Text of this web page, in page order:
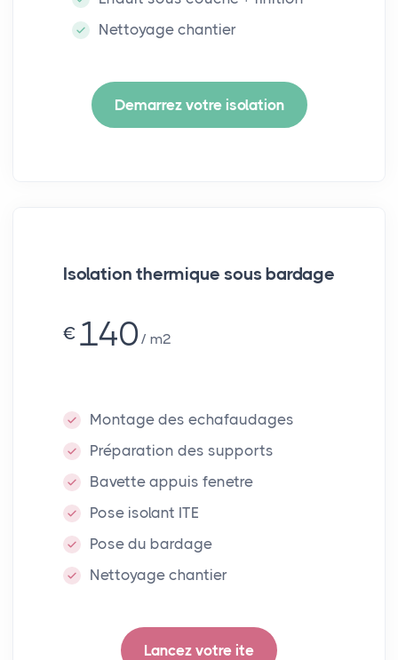
Nettoyage chantier
Demarrez votre isolation
Isolation thermique sous bardage
€ 140 m²
Montage des echafaudages
Préparation des supports
Bavette appuis fenetre
Pose isolant ITE
Pose du bardage
Nettoyage chantier
Lancez votre ite